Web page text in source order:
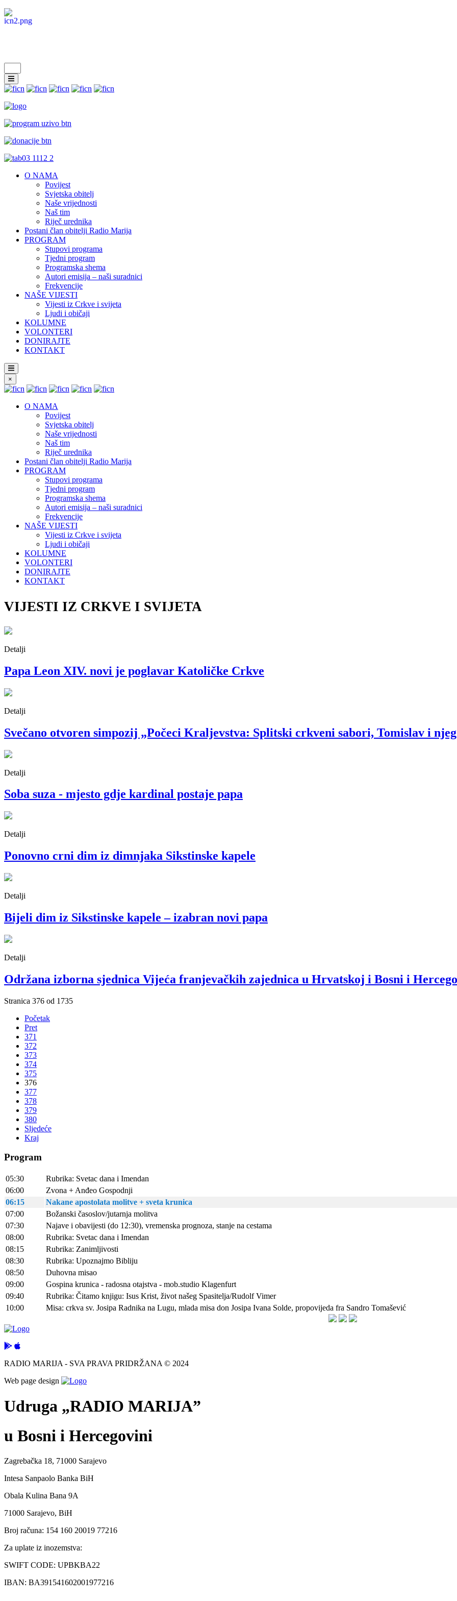
O NAMA
Povijest
Svjetska obitelj
Naše vrijednosti
Naš tim
Riječ urednika
Postani član obitelji Radio Marija
PROGRAM
Stupovi programa
Tjedni program
Programska shema
Autori emisija – naši suradnici
Frekvencije
NAŠE VIJESTI
Vijesti iz Crkve i svijeta
Ljudi i običaji
KOLUMNE
VOLONTERI
DONIRAJTE
KONTAKT
×
O NAMA
Povijest
Svjetska obitelj
Naše vrijednosti
Naš tim
Riječ urednika
Postani član obitelji Radio Marija
PROGRAM
Stupovi programa
Tjedni program
Programska shema
Autori emisija – naši suradnici
Frekvencije
NAŠE VIJESTI
Vijesti iz Crkve i svijeta
Ljudi i običaji
KOLUMNE
VOLONTERI
DONIRAJTE
KONTAKT
VIJESTI IZ CRKVE I SVIJETA
Detalji
Papa Leon XIV. novi je poglavar Katoličke Crkve
Detalji
Svečano otvoren simpozij „Počeci Kraljevstva: Splitski crkveni sabori, Tomislav i
Detalji
Soba suza - mjesto gdje kardinal postaje papa
Detalji
Ponovno crni dim iz dimnjaka Sikstinske kapele
Detalji
Bijeli dim iz Sikstinske kapele – izabran novi papa
Detalji
Održana izborna sjednica Vijeća franjevačkih zajednica u Hrvatskoj i Bosni i
Stranica 376 od 1735
Početak
Pret
371
372
373
374
375
376
377
378
379
380
Sljedeće
Kraj
Program
05:30
Rubrika: Svetac dana i Imendan
06:00
Zvona + Anđeo Gospodnji
06:15
Nakane apostolata molitve + sveta krunica
07:00
Božanski časoslov/jutarnja molitva
07:30
Najave i obavijesti (do 12:30), vremenska prognoza, stanje na cestama
08:00
Rubrika: Svetac dana i Imendan
08:15
Rubrika: Zanimljivosti
08:30
Rubrika: Upoznajmo Bibliju
08:50
Duhovna misao
09:00
Gospina krunica - radosna otajstva - mob.studio Klagenfurt
09:40
Rubrika: Čitamo knjigu: Isus Krist, život našeg Spasitelja/Rudolf Vimer
10:00
Misa: crkva sv. Josipa Radnika na Lugu, mlada misa don Josipa Ivana Solde, propovijeda fra Sandro Tomašević
RADIO MARIJA - SVA PRAVA PRIDRŽANA © 2024
Web page design
Udruga „RADIO MARIJA”
u Bosni i Hercegovini
Zagrebačka 18, 71000 Sarajevo
Intesa Sanpaolo Banka BiH
Obala Kulina Bana 9A
71000 Sarajevo, BiH
Broj računa: 154 160 20019 77216
Za uplate iz inozemstva:
SWIFT CODE: UPBKBA22
IBAN: BA391541602001977216